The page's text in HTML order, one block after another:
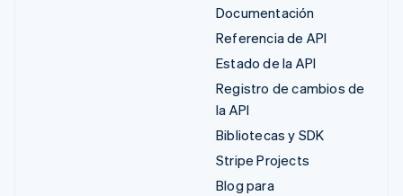
Documentación
Referencia de API
Estado de la API
Registro de cambios de
la API
Bibliotecas y SDK
Stripe Projects
Blog para